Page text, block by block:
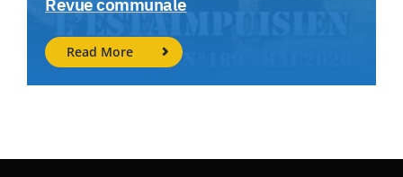
Revue communale
Read More